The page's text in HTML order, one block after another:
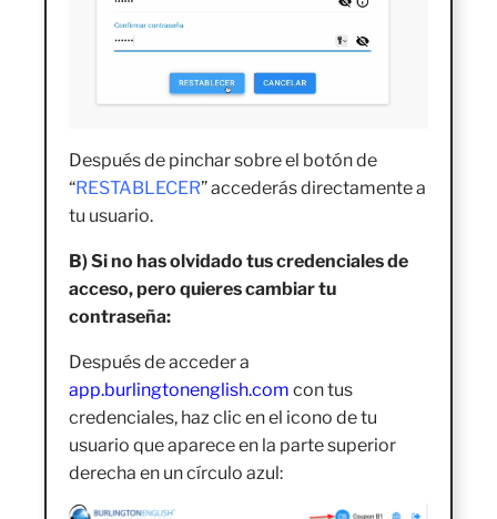
Después de pinchar sobre el botón de
“RESTABLECER” accederás directamente a
tu usuario.
B) Si no has olvidado tus credenciales de
acceso, pero quieres cambiar tu
contraseña:
Después de acceder a
app.burlingtonenglish.com con tus
credenciales, haz clic en el icono de tu
usuario que aparece en la parte superior
derecha en un círculo azul: